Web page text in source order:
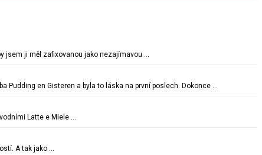
jsem ji měl zafixovanou jako nezajímavou …
en Gisteren a byla to láska na první poslech. Dokonce …
Latte e Miele …
A tak jako …